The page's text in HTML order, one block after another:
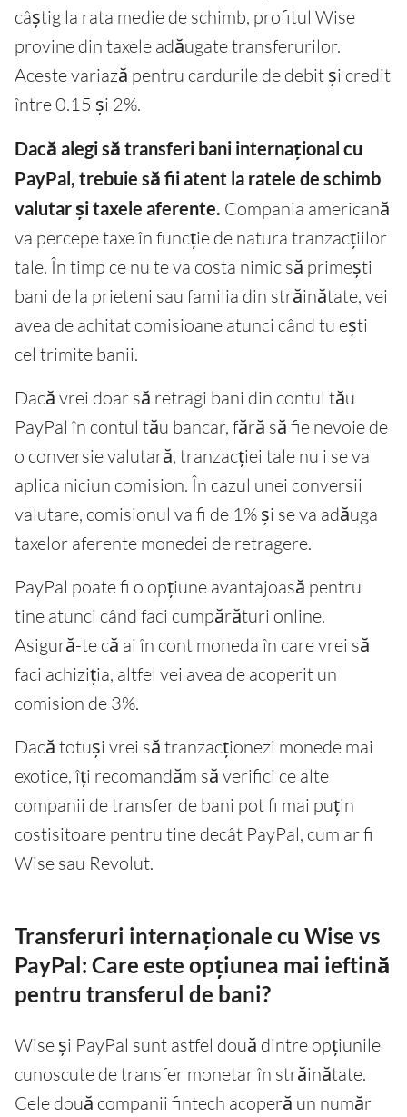
câștig la rata medie de schimb, profitul Wise
provine din taxele adăugate transferurilor.
Aceste variază pentru cardurile de debit și credit
între 0.15 și 2%.
Dacă alegi să transferi bani internațional cu
PayPal, trebuie să fii atent la ratele de schimb
valutar și taxele aferente. Compania americană
va percepe taxe în funcție de natura tranzacțiilor
tale. În timp ce nu te va costa nimic să primești
bani de la prieteni sau familia din străinătate, vei
avea de achitat comisioane atunci când tu ești
cel trimite banii.
Dacă vrei doar să retragi bani din contul tău
PayPal în contul tău bancar, fără să fie nevoie de
o conversie valutară, tranzacției tale nu i se va
aplica niciun comision. În cazul unei conversii
valutare, comisionul va fi de 1% și se va adăuga
taxelor aferente monedei de retragere.
PayPal poate fi o opțiune avantajoasă pentru
tine atunci când faci cumpărături online.
Asigură-te că ai în cont moneda în care vrei să
faci achiziția, altfel vei avea de acoperit un
comision de 3%.
Dacă totuși vrei să tranzacționezi monede mai
exotice, îți recomandăm să verifici ce alte
companii de transfer de bani pot fi mai puțin
costisitoare pentru tine decât PayPal, cum ar fi
Wise sau Revolut.
Transferuri internaționale cu Wise vs
PayPal: Care este opțiunea mai ieftină
pentru transferul de bani?
Wise și PayPal sunt astfel două dintre opțiunile
cunoscute de transfer monetar în străinătate.
Cele două companii fintech acoperă un număr